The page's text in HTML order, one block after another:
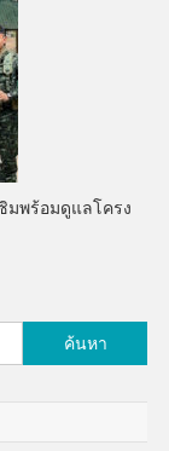
มพร้อมดูแลโครง
สำหรับ: